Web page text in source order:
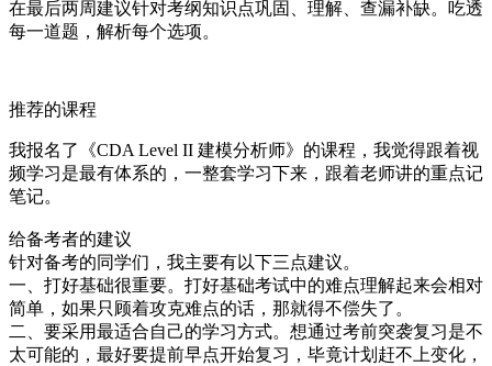
在最后两周建议针对考纲知识点巩固、理解、查漏补缺。吃透
每一道题，解析每个选项。
推荐的课程
我报名了《CDA Level II 建模分析师》的课程，我觉得跟着视
频学习是最有体系的，一整套学习下来，跟着老师讲的重点记
笔记。
给备考者的建议
针对备考的同学们，我主要有以下三点建议。
一、打好基础很重要。打好基础考试中的难点理解起来会相对
简单，如果只顾着攻克难点的话，那就得不偿失了。
二、要采用最适合自己的学习方式。想通过考前突袭复习是不
太可能的，最好要提前早点开始复习，毕竟计划赶不上变化，